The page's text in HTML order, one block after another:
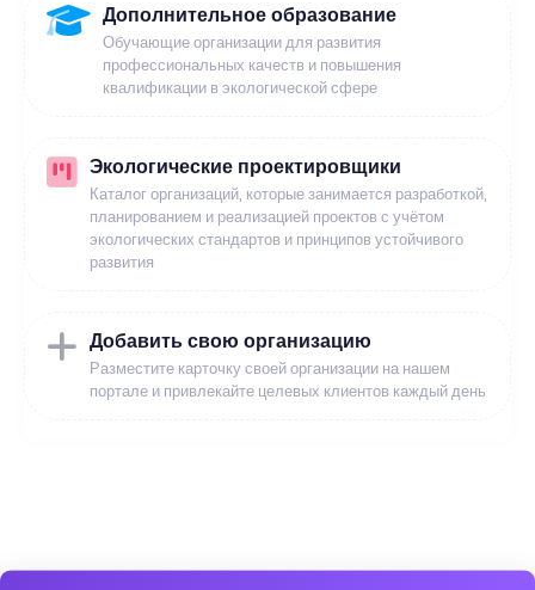
Дополнительное образование
Обучающие организации для развития
профессиональных качеств и повышения
квалификации в экологической сфере
Экологические проектировщики
Каталог организаций, которые занимается разработкой,
планированием и реализацией проектов с учётом
экологических стандартов и принципов устойчивого
развития
Добавить свою организацию
Разместите карточку своей организации на нашем
портале и привлекайте целевых клиентов каждый день